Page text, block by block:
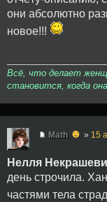
они абсолютно
новое!!!
Всё, что делает
становится, когда
Math ☻ » 15
Нелля
день строчила.
частями тела